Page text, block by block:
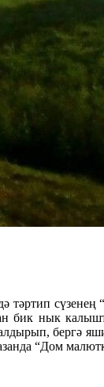
тәртип сүзенең
бик нык
бергә
“Дом